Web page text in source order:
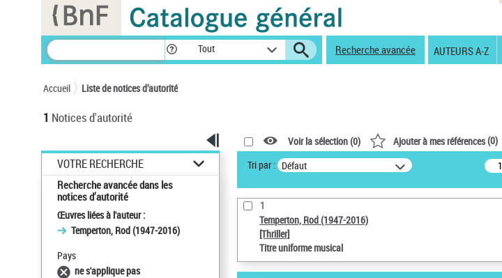
Tout Recherche avancée AUTEURS A-Z
Accueil Liste de notices d’autorité
1 Notices d'autorité
VOTRE RECHERCHE
Recherche avancée dans les
notices d’autorité
Œuvres liées à l'auteur :
Temperton, Rod (1947-2016)
Pays
ne s'applique pas
Voir la sélection (0) Ajouter à mes références(0)
Tri par : Défaut
1
Temperton, Rod (1947-2016)
[Thriller]
Titre uniforme musical
Panneau de gestion des cookies